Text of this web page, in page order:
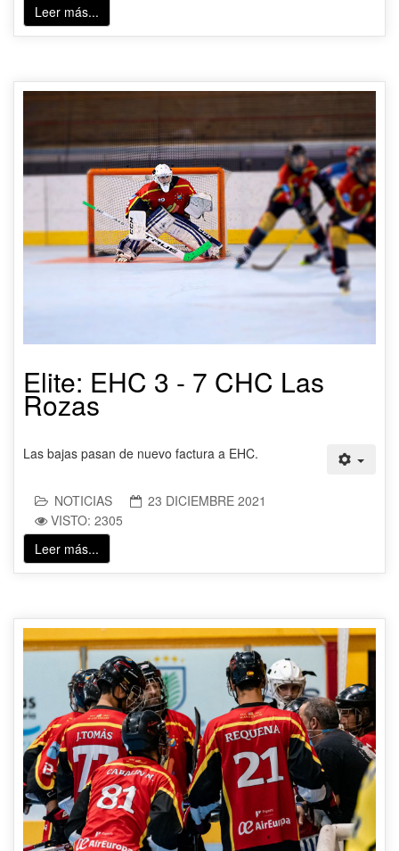
Leer más...
Elite: EHC 3 - 7 CHC Las
Rozas
Las bajas pasan de nuevo factura a EHC.
NOTICIAS
23 DICIEMBRE 2021
VISTO: 2305
Leer más...